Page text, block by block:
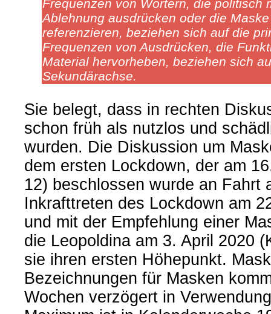
Frequenzen von Wörtern, die politisch
Ablehnung ausdrücken oder die
referenzieren, beziehen sich auf die
Frequenzen von Ausdrücken, die
Material hervorheben, beziehen sich
Sekundärachse.
Sie belegt, dass in rechten
schon früh als nutzlos und
wurden. Die Diskussion um
dem ersten Lockdown, der am
12) beschlossen wurde an Fahrt
Inkrafttreten des Lockdown am
und mit der Empfehlung einer
die Leopoldina am 3. April 2020
sie ihren ersten Höhepunkt.
Bezeichnungen für Masken
Wochen verzögert in